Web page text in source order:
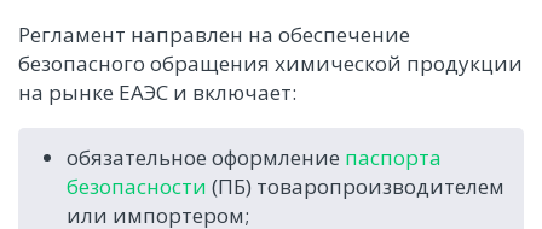
Регламент направлен на обеспечение
безопасного обращения химической продукции
на рынке ЕАЭС и включает:
обязательное оформление паспорта
безопасности (ПБ) товаропроизводителем
или импортером;